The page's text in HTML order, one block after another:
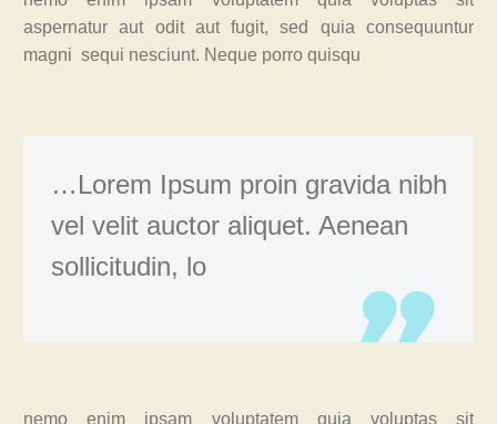
aspernatur aut odit aut fugit, sed quia consequuntur
magni sequi nesciunt. Neque porro quisqu
…Lorem Ipsum proin gravida nibh
vel velit auctor aliquet. Aenean
sollicitudin, lo
nemo enim ipsam voluptatem quia voluptas sit